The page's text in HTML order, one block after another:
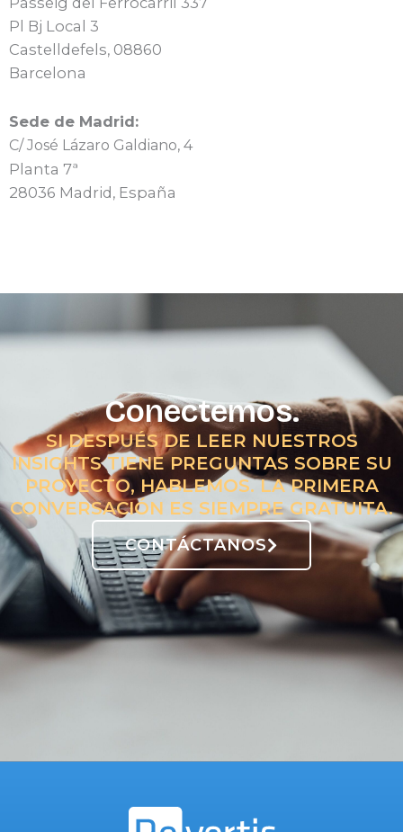
Pl Bj Local 3
Castelldefels, 08860
Barcelona
Sede de Madrid:
C/ José Lázaro Galdiano, 4
Planta 7ª
28036 Madrid, España
Conectemos.
SI DESPUÉS DE LEER NUESTROS
INSIGHTS TIENE PREGUNTAS SOBRE SU
PROYECTO, HABLEMOS. LA PRIMERA
CONVERSACIÓN ES SIEMPRE GRATUITA.
CONTÁCTANOS